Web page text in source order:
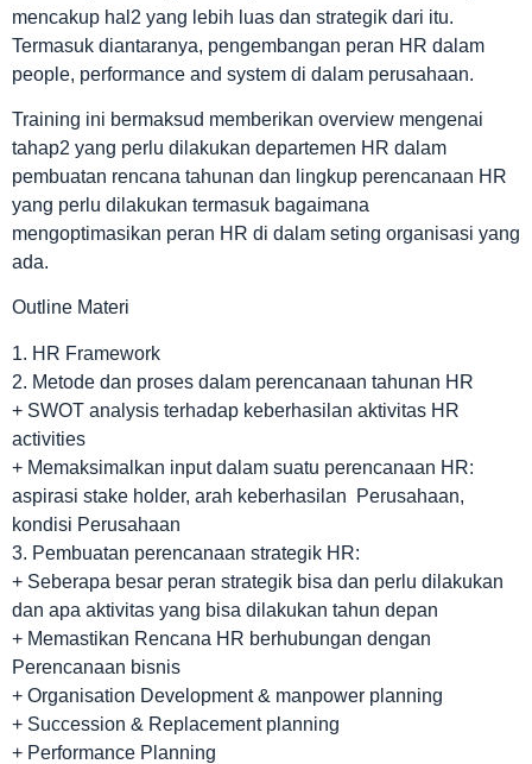
mencakup hal2 yang lebih luas dan strategik dari itu.
Termasuk diantaranya, pengembangan peran HR dalam
people, performance and system di dalam perusahaan.
Training ini bermaksud memberikan overview mengenai
tahap2 yang perlu dilakukan departemen HR dalam
pembuatan rencana tahunan dan lingkup perencanaan HR
yang perlu dilakukan termasuk bagaimana
mengoptimasikan peran HR di dalam seting organisasi yang
ada.
Outline Materi
1. HR Framework
2. Metode dan proses dalam perencanaan tahunan HR
+ SWOT analysis terhadap keberhasilan aktivitas HR
activities
+ Memaksimalkan input dalam suatu perencanaan HR:
aspirasi stake holder, arah keberhasilan Perusahaan,
kondisi Perusahaan
3. Pembuatan perencanaan strategik HR:
+ Seberapa besar peran strategik bisa dan perlu dilakukan
dan apa aktivitas yang bisa dilakukan tahun depan
+ Memastikan Rencana HR berhubungan dengan
Perencanaan bisnis
+ Organisation Development & manpower planning
+ Succession & Replacement planning
+ Performance Planning